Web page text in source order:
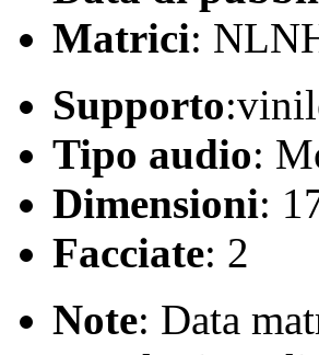
Matrici:
Supporto
Tipo audio:
Dimensioni:
Facciate: 2
Note: Data